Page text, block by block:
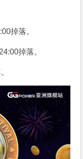
掉落。
掉落。